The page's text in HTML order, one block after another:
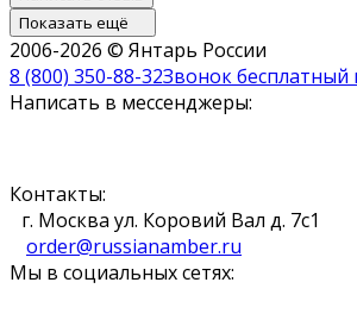
Показать ещё
2006-2026 © Янтарь России
8 (800) 350-88-32Звонок бесплатный
Написать в мессенджеры:
Контакты:
г. Москва ул. Коровий Вал д. 7с1
order@russianamber.ru
Мы в социальных сетях: